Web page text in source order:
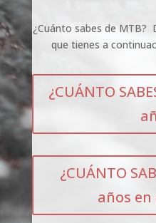
¿Cuánto sabes de MTB?
que tienes a
¿CUÁNTO
¿CUÁNTO
años